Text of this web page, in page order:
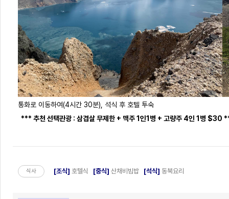
통화로 이동하여(4시간 30분), 석식 후 호텔 투숙
*** 추천 선택관광 : 삼겹살 무제한 + 맥주 1인1병 + 고량주 4인 1병 $30
식사 [조식] 호텔식 [중식] 산채비빔밥 [석식] 동북요리